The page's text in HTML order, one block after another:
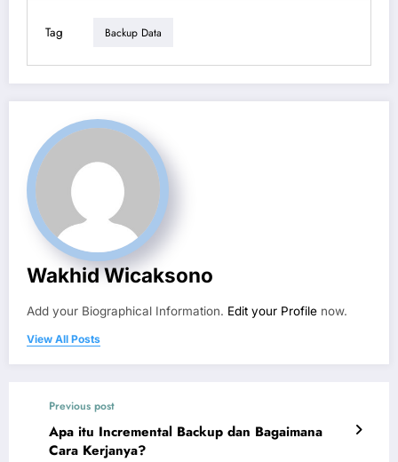
Tag Backup Data
Wakhid Wicaksono
Add your Biographical Information. Edit your Profile now.
View All Posts
Previous post
Apa itu Incremental Backup dan Bagaimana
Cara Kerjanya?